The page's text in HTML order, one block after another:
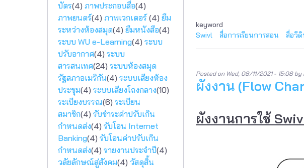
บัตร(4) ภาพประกอบสื่อ(4)
ภาพยนตร์(4) ภาพเวกเตอร์(4) ยืม
ระหว่างห้องสมุด(4) ยืมหนังสือ(4)
ระบบ WU e-Learning(4) ระบบ
ปรับอากาศ(4) ระบบ
สารสนเทศ(24) ระบบห้องสมุด
รัฐสภาอเมริกัน(4) ระบบเสียงห้อง
ประชุม(4) ระบบเสียงโถงกลาง(10)
ระเบียงบรรณ(6) ระเบียน
สมาชิก(4) รับชำระค่าปรับเกิน
กำหนดส่ง(4) รับโอน Internet
Banking(4) รับโอนค่าปรับเกิน
กำหนดส่ง(4) รายงานประจำปี(4)
วลัยลักษณ์สู่สังคม(4) วัสดุสิ้น
keyword
Swivl
สื่อการเรียนการสอน สื่อวี
Posted on Wed, 08/11/2021 - 15:08by
ผังงาน (Flow
ผังงานการใช้